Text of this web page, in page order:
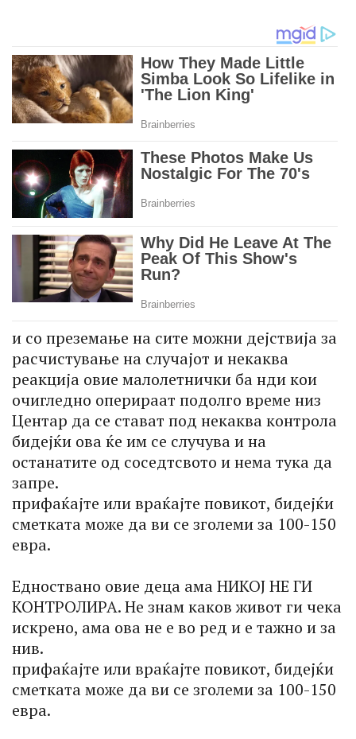
и со преземање на сите можни дејствија за
расчистување на случајот и некаква
реакција овие малолетнички ба нди кои
очигледно оперираат подолго време низ
Центар да се стават под некаква контрола
бидејќи ова ќе им се случува и на
останатите од соседтсвото и нема тука да
запре.
прифаќајте или враќајте повикот, бидејќи
сметката може да ви се зголеми за 100-150
евра.
Едноствано овие деца ама НИКОЈ НЕ ГИ
КОНТРОЛИРА. Не знам каков живот ги чека
искрено, ама ова не е во ред и е тажно и за
нив.
прифаќајте или враќајте повикот, бидејќи
сметката може да ви се зголеми за 100-150
евра.